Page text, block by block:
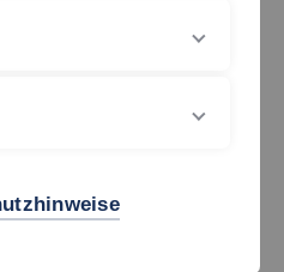
neues Forschungsprojekt. Foto: